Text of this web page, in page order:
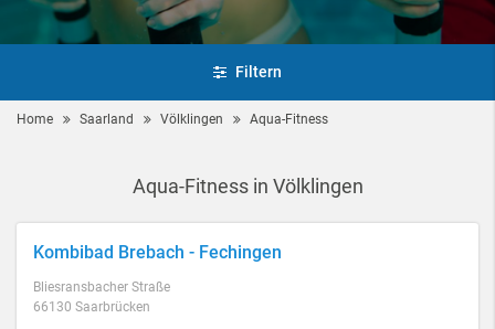
Filtern
Home Saarland Völklingen Aqua-Fitness
Aqua-Fitness in Völklingen
Kombibad Brebach - Fechingen
Bliesransbacher Straße
66130 Saarbrücken